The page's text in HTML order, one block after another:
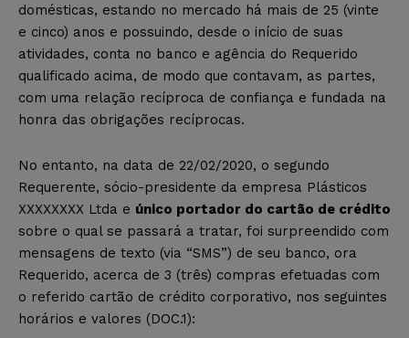
domésticas, estando no mercado há mais de 25 (vinte
e cinco) anos e possuindo, desde o início de suas
atividades, conta no banco e agência do Requerido
qualificado acima, de modo que contavam, as partes,
com uma relação recíproca de confiança e fundada na
honra das obrigações recíprocas.
No entanto, na data de 22/02/2020, o segundo
Requerente, sócio-presidente da empresa Plásticos
XXXXXXXX Ltda e único portador do cartão de crédito
sobre o qual se passará a tratar, foi surpreendido com
mensagens de texto (via “SMS”) de seu banco, ora
Requerido, acerca de 3 (três) compras efetuadas com
o referido cartão de crédito corporativo, nos seguintes
horários e valores (DOC.1):